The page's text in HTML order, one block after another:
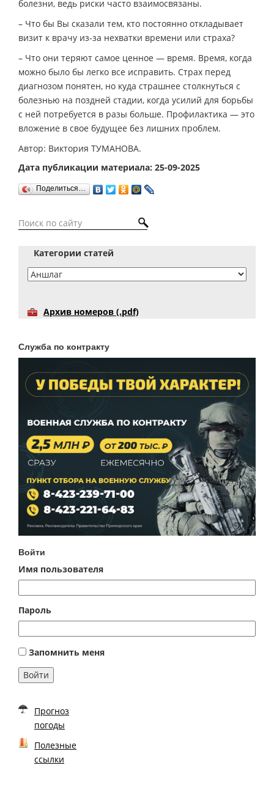
болезни, ведь риски часто взаимосвязаны.
– Что бы Вы сказали тем, кто постоянно откладывает
визит к врачу из-за нехватки времени или страха?
– Что они теряют самое ценное — время. Время, когда
можно было бы легко все исправить. Страх перед
диагнозом понятен, но куда страшнее столкнуться с
болезнью на поздней стадии, когда усилий для борьбы
с ней потребуется в разы больше. Профилактика — это
вложение в свое будущее без лишних проблем.
Автор: Виктория ТУМАНОВА.
Дата публикации материала: 25-09-2025
Поделиться…
Категории статей
Архив номеров (.pdf)
Служба по контракту
Войти
Имя пользователя
Пароль
Запомнить меня
Войти
Прогноз
погоды
Полезные
ссылки